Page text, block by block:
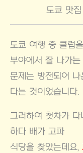
도쿄 맛
도쿄 여행 중 클럽
부야에서 잘 나가는
문제는 방전되어
다는 것이었습니다.
그러하여 첫차가
하다 배가 고파
식당을 찾았는데요,